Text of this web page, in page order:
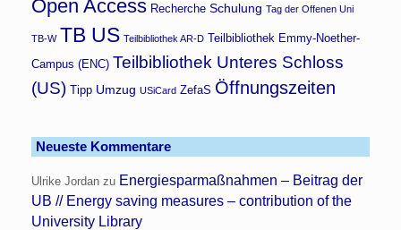
Open Access Recherche Schulung Tag der Offenen Uni
TB-W TB US Teilbibliothek AR-D Teilbibliothek Emmy-Noether-
Campus (ENC) Teilbibliothek Unteres Schloss
(US)
Tipp Umzug USiCard ZefaS Öffnungszeiten
Neueste Kommentare
Ulrike Jordan zu Energiesparmaßnahmen – Beitrag der
UB // Energy saving measures – contribution of the
University Library